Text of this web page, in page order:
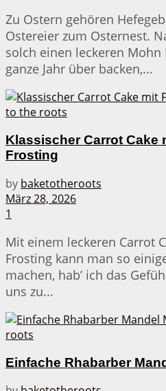
Zu Ostern gehören
Ostereier zum Osternest.
solch einen leckeren Mohn
ganze Jahr über backen,...
Klassischer Carrot Cake
Frosting
by baketotheroots
März 28, 2026
1
Mit einem leckeren Carrot
Frosting kann man so
machen, hab’ ich das
uns zu...
Einfache Rhabarber